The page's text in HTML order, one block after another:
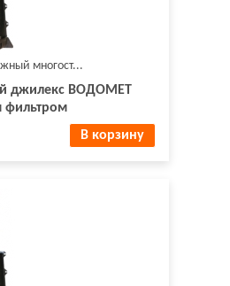
многост...
джилекс ВОДОМЕТ
фильтром
В корзину